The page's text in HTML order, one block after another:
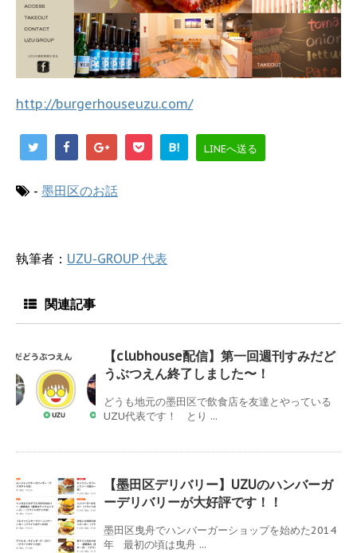
http://burgerhouseuzu.com/
B! LINEへ送る
- 墨田区のお話
執筆者： UZU-GROUP 代表
関連記事
【clubhouse配信】第一回週刊すみだど
うぶつえん終了しました〜！
どうも地元の墨田区で飲食店を友達とやっている
UZU代表です！ とり ...
【墨田区デリバリー】UZUのハンバーガ
ーデリバリーが大好評です！！
墨田区曳舟でハンバーガーショップを始めた2014
年 最初の頃は曳舟 ...